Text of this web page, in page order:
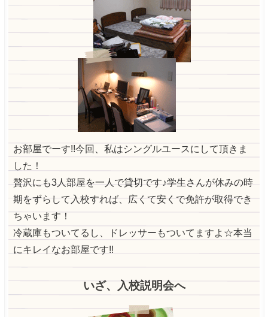
お部屋でーす!!今回、私はシングルユースにして頂きま
した！
贅沢にも3人部屋を一人で貸切です♪学生さんが休みの時
期をずらして入校すれば、広くて安くで免許が取得でき
ちゃいます！
冷蔵庫もついてるし、ドレッサーもついてますよ☆本当
にキレイなお部屋です!!
いざ、入校説明会へ